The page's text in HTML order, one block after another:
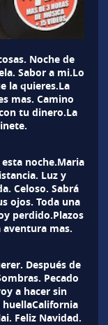
Noche de
Sabor a mi.Lo
la quieres.La
mas. Camino
tu dinero.La
noche.Maria
Luz y
Celoso. Sabrá
ojos. Toda una
perdido.Plazos
mas.
Después de
Pecado
a hacer sin
Feliz Navidad.